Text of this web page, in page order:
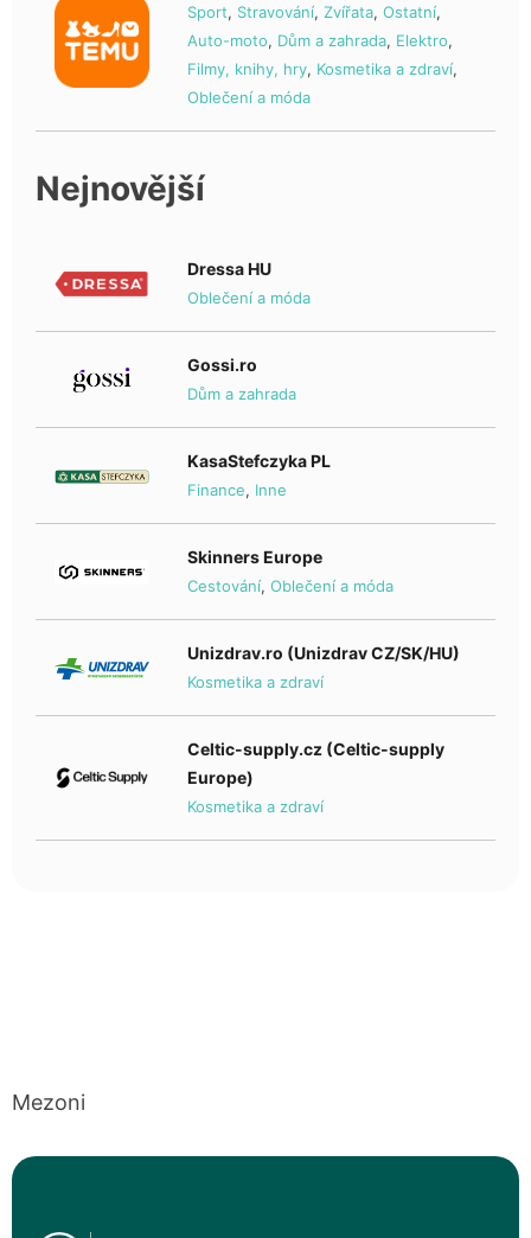
Sport, Stravování, Zvířata, Ostatní,
Auto-moto, Dům a zahrada, Elektro,
Filmy, knihy, hry, Kosmetika a zdraví,
Oblečení a móda
Nejnovější
Dressa HU
Oblečení a móda
Gossi.ro
Dům a zahrada
KasaStefczyka PL
Finance, Inne
Skinners Europe
Cestování, Oblečení a móda
Unizdrav.ro (Unizdrav CZ/SK/HU)
Kosmetika a zdraví
Celtic-supply.cz (Celtic-supply
Europe)
Kosmetika a zdraví
Mezoni